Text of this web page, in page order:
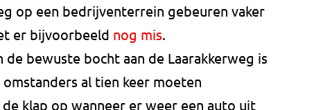
op een bedrijventerrein gebeuren vaker
er bijvoorbeeld nog mis.
bewuste bocht aan de Laarakkerweg is
al tien keer moeten
klap op wanneer er weer een auto uit